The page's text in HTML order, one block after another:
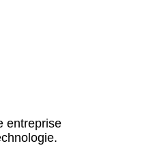
entreprise